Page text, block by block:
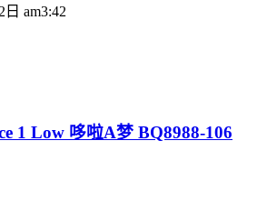
日 am3:42
1 Low 哆啦A梦 BQ8988-106